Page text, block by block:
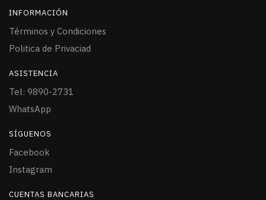
INFORMACIÓN
Términos y Condiciones
Politica de Privaciad
ASISTENCIA
Tel: 9890-2731
WhatsApp
SÍGUENOS
Facebook
Instagram
CUENTAS BANCARIAS